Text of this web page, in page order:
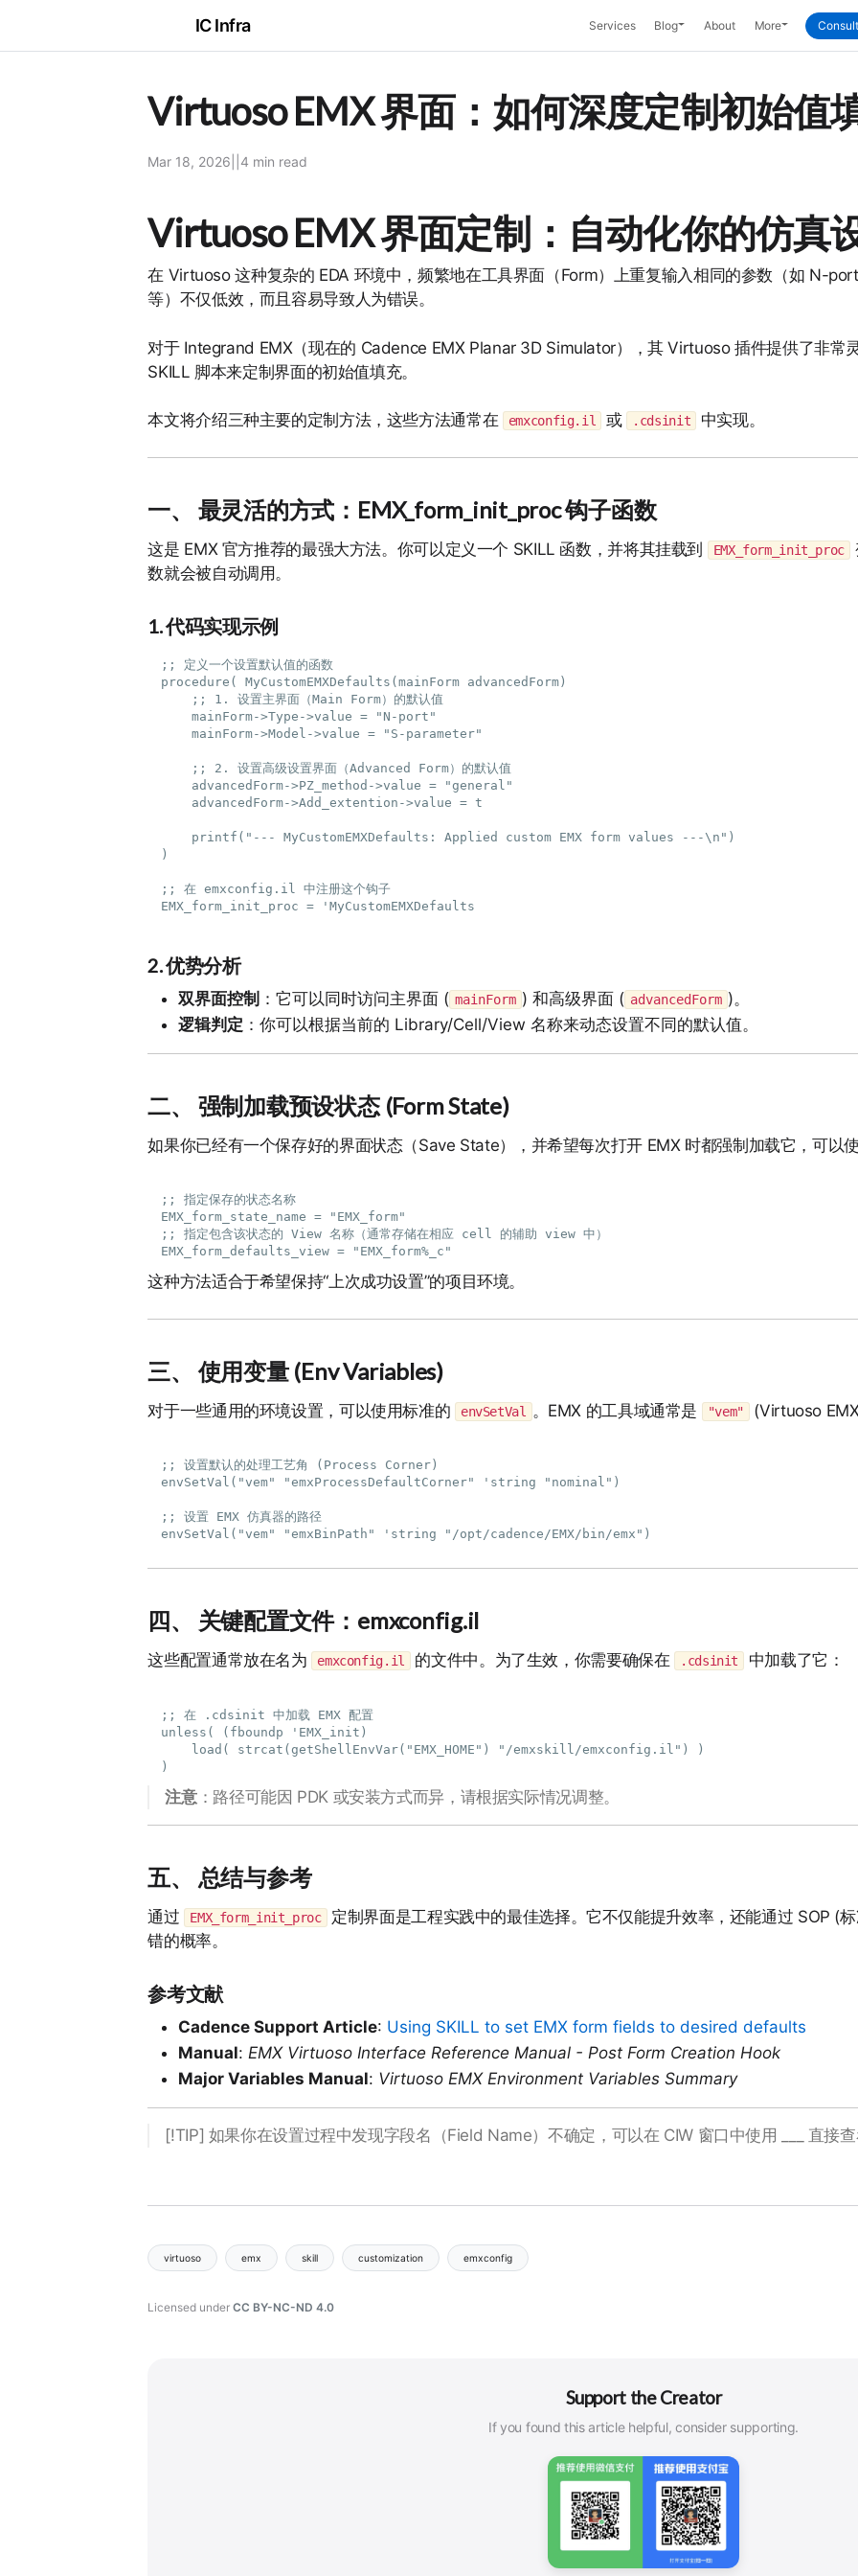
IC Infra Services BlogToggle Dropdown
About MoreToggle
Virtuoso EMX 界面：如何深度定制初始值
Mar 18, 2026 4 min read
Virtuoso EMX 界面定制：自动化你的仿真
在 Virtuoso 这种复杂的 EDA 环境中，频繁地在工具界面（Form）上重复输入相同的参数（如 N-
等）不仅低效，而且容易导致人为错误。
对于 Integrand EMX（现在的 Cadence EMX Planar 3D Simulator），其 Virtuoso 插件提供了非常
SKILL 脚本来定制界面的初始值填充。
本文将介绍三种主要的定制方法，这些方法通常在 emxconfig.il 或 .cdsinit 中实现。
一、 最灵活的方式：EMX_form_init_proc 钩子函数
这是 EMX 官方推荐的最强大方法。你可以定义一个 SKILL 函数，并将其挂载到 EMX_form_init_proc
数就会被自动调用。
1. 代码实现示例
;; 定义一个设置默认值的函数
procedure( MyCustomEMXDefaults(mainForm advancedForm)
    ;; 1. 设置主界面（Main Form）的默认值
    mainForm->Type->value = "N-port"
    mainForm->Model->value = "S-parameter"
    ;; 2. 设置高级设置界面（Advanced Form）的默认值
    advancedForm->PZ_method->value = "general"
    advancedForm->Add_extention->value = t
    printf("--- MyCustomEMXDefaults: Applied custom EMX form values ---\n")
)
;; 在 emxconfig.il 中注册这个钩子
2. 优势分析
双界面控制 ：它可以同时访问主界面 ( mainForm ) 和高级界面 ( advancedForm )。
逻辑判定 ：你可以根据当前的 Library/Cell/View 名称来动态设置不同的默认值。
二、 强制加载预设状态 (Form State)
如果你已经有一个保存好的界面状态（Save State），并希望每次打开 EMX 时都强制加载它，可以
;; 指定保存的状态名称
EMX_form_state_name = "EMX_form"
;; 指定包含该状态的 View 名称（通常存储在相应 cell 的辅助 view 中）
这种方法适合于希望保持“上次成功设置”的项目环境。
三、 使用变量 (Env Variables)
对于一些通用的环境设置，可以使用标准的 envSetVal 。EMX 的工具域通常是 "vem" (Virtuoso
;; 设置默认的处理工艺角 (Process Corner)
envSetVal("vem" "emxProcessDefaultCorner" 'string "nominal")
;; 设置 EMX 仿真器的路径
四、 关键配置文件：emxconfig.il
这些配置通常放在名为 emxconfig.il 的文件中。为了生效，你需要确保在 .cdsinit 中加载了它：
;; 在 .cdsinit 中加载 EMX 配置
unless( (fboundp 'EMX_init)
    load( strcat(getShellEnvVar("EMX_HOME") "/emxskill/emxconfig.il") )
注意：路径可能因 PDK 或安装方式而异，请根据实际情况调整。
五、 总结与参考
通过 EMX_form_init_proc
定制界面是工程实践中的最佳选择。它不仅能提升效率，还能通过 SOP (
错的概率。
参考文献
Cadence Support Article: Using SKILL to set EMX form fields to desired defaults
Manual: EMX Virtuoso Interface Reference Manual - Post Form Creation Hook
Major Variables Manual: Virtuoso EMX Environment Variables Summary
[!TIP] 如果你在设置过程中发现字段名（Field Name）不确定，可以在 CIW 窗口中使用 ___ 直接
virtuoso emx skill customization emxconfig
Licensed underCC BY-NC-ND 4.0
Support the Creator
If you found this article helpful, consider supporting.